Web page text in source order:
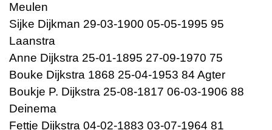
Meulen
Sijke Dijkman 29-03-1900 05-05-1995 95
Laanstra
Anne Dijkstra 25-01-1895 27-09-1970 75
Bouke Dijkstra 1868 25-04-1953 84 Agter
Boukje P. Dijkstra 25-08-1817 06-03-1906 88
Deinema
Fettje Dijkstra 04-02-1883 03-07-1964 81